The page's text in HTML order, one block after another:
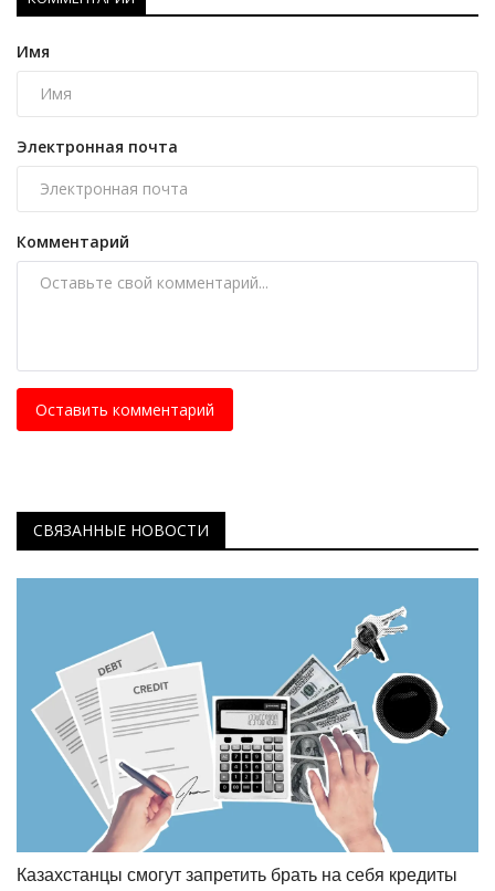
Имя
Электронная почта
Комментарий
Оставить комментарий
СВЯЗАННЫЕ НОВОСТИ
Казахстанцы смогут запретить брать на себя кредиты